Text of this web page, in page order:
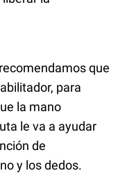
que
para
la mano
le va a ayudar
de
y los dedos.